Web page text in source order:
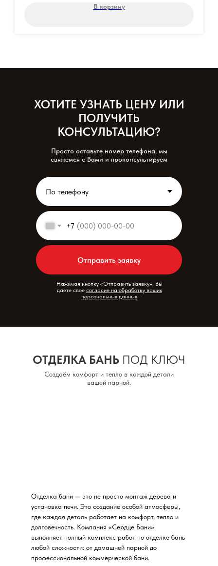
В корзину
+7
Отправить заявку
Нажимая кнопку «Отправить заявку», Вы
даете свое согласие на обработку ваших
персональных данных
Просто оставьте номер телефона, мы
свяжемся с Вами и проконсультируем
ХОТИТЕ УЗНАТЬ ЦЕНУ ИЛИ
ПОЛУЧИТЬ
КОНСУЛЬТАЦИЮ?
ОТДЕЛКА БАНЬ ПОД КЛЮЧ
Создаём комфорт и тепло в каждой детали
вашей парной.
Отделка бани — это не просто монтаж дерева и
установка печи. Это создание особой атмосферы,
где каждая деталь работает на комфорт, тепло и
долговечность. Компания «Сердце Бани»
выполняет полный комплекс работ по отделке бань
любой сложности: от домашней парной до
профессиональной коммерческой бани.